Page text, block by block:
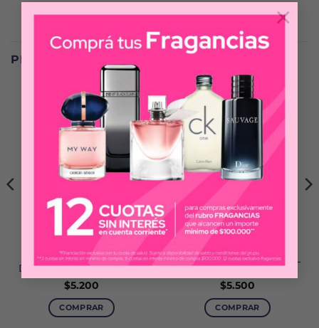
×
PRODUCTOS RELACIONADOS
BROSS LONDON
BROSS LONDON
WARRIOR
DESODORANTE X 150 ML
$5.200
COMPRAR
CARO CUORE
CARO CUORE
DESODORANTE X 123 ML
$5.500
COMPRAR